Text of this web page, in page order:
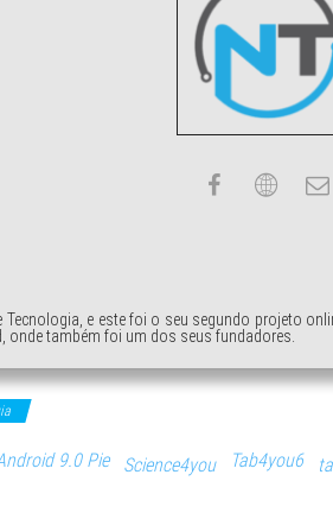
Tecnologia, e este foi o seu segundo projeto
onde também foi um dos seus fundadores.
9.0 Pie Science4you Tab4you6